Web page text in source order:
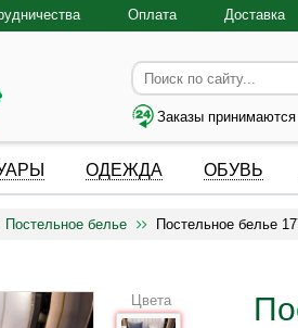
Оплата Доставка
Заказы принимаются
ОДЕЖДА ОБУВЬ
Постельное белье Постельное белье
Цвета